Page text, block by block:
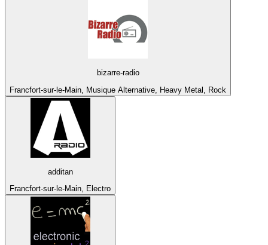
bizarre-radio
Francfort-sur-le-Main, Musique Alternative, Heavy Metal, Rock
additan
Francfort-sur-le-Main, Electro